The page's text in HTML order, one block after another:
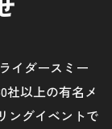
イダースミー
社以上の有名メ
ングイベントで